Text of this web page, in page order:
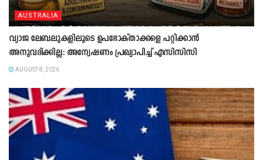
AUSTRALIA
വ്യാജ ലേബലുകളിലൂടെ ഉപഭോക്താക്കളെ പറ്റിക്കാൻ
അനുവദിക്കില്ല: അന്വേഷണം പ്രഖ്യാപിച്ച് എസിസിസി
AUGUST 8, 2026